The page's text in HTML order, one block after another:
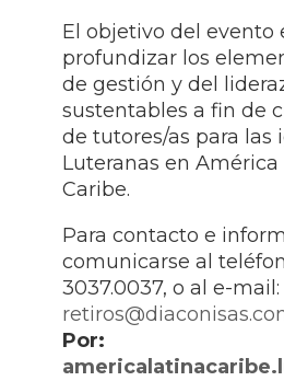
El objetivo del evento
profundizar los
de gestión y del
sustentables a fin de
de tutores/as para las
Luteranas en América
Caribe.
Para contacto e
comunicarse al
3037.0037, o al e-mail:
Por: